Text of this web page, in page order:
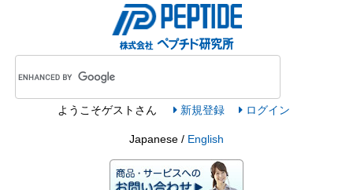
ようこそゲスト さん 新規登録 ログイン
Japanese / English